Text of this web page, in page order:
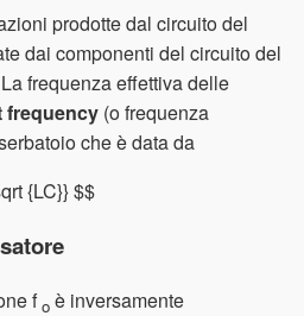
prodotte dal circuito del
dai componenti del circuito del
frequenza effettiva delle
frequency (o frequenza
che è data da
{LC}} $$
fo è inversamente